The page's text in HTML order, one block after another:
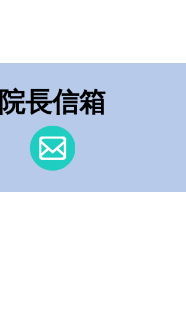
院長信箱